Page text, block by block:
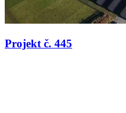
Projekt č. 445